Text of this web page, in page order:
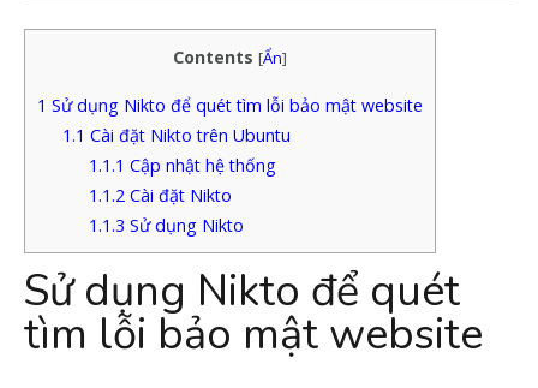
Contents [Ẩn]
1 Sử dụng Nikto để quét tìm lỗi bảo mật website
1.1 Cài đặt Nikto trên Ubuntu
1.1.1 Cập nhật hệ thống
1.1.2Cài đặt Nikto
1.1.3 Sử dụng Nikto
Sử dụng Nikto để quét
tìm lỗi bảo mật website